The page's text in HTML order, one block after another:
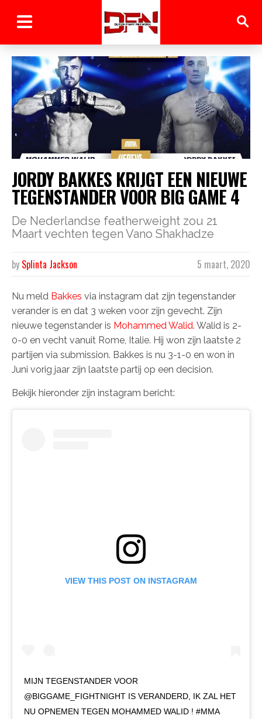
JORDY BAKKES KRIJGT EEN NIEUWE
TEGENSTANDER VOOR BIG GAME 4
De Nederlandse featherweight zou 21
Maart vechten tegen Vano Shakhadze
5 maart, 2020
by Splinta Jackson
Nu meld Bakkes via instagram dat zijn tegenstander
verander is en dat 3 weken voor zijn gevecht. Zijn
nieuwe tegenstander is Mohammed Walid. Walid is 2-
0-0 en vecht vanuit Rome, Italie. Hij won zijn laatste 2
partijen via submission. Bakkes is nu 3-1-0 en won in
Juni vorig jaar zijn laatste partij op een decision.
Bekijk hieronder zijn instagram bericht:
VIEW THIS POST ON INSTAGRAM
MIJN TEGENSTANDER VOOR
@BIGGAME_FIGHTNIGHT IS VERANDERD, IK ZAL HET
NU OPNEMEN TEGEN MOHAMMED WALID ! #MMA